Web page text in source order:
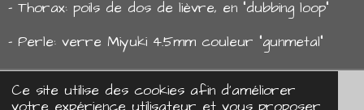
Ce site utilise des cookies afin d’améliorer
- Thorax: poils de dos de lièvre, en "dubbing loop"
- Perle: verre Miyuki 4.5mm couleur "gunmetal"
Mentions légales